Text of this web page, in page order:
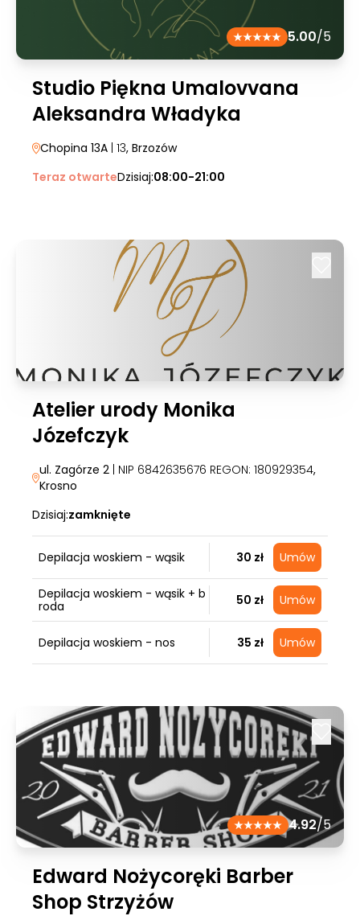
5.00/5
Studio Piękna Umalovvana
Aleksandra Władyka
Chopina 13A | 13, Brzozów
Teraz otwarteDzisiaj:08:00-21:00
Atelier urody Monika
Józefczyk
ul. Zagórze 2 | NIP 6842635676 REGON: 180929354,
Krosno
Dzisiaj:zamknięte
Depilacja woskiem - wąsik 30 zł Umów
Depilacja woskiem - wąsik + b
roda
50 zł Umów
Depilacja woskiem - nos 35 zł Umów
4.92/5
Edward Nożycoręki Barber
Shop Strzyżów